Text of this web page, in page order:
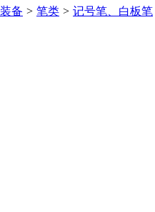
备 > 笔类 > 记号笔、白板笔